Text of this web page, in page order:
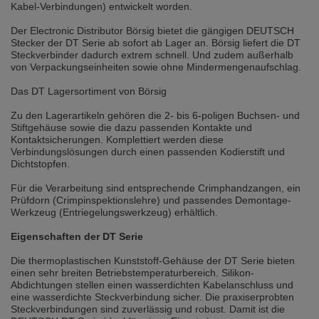
selected one. This website is also available in German. Would you like to
Switch to German version Stay on this version
Wir haben erkannt, dass ihr Browser eine andere Sprache als die derzeit
Möchten Sie zur Deutschen Version wechseln?
Zur deutschen Version wechseln Auf dieser Version bleiben
We have detected, that your browser prefers another language than the
selected one. This website is also available in Czech. Would you like to
switch to the Czech version?
Switch to Czech version Stay on this version
Tato stránka je k dispozici i v češtině. Chcete přepnout na českou verzi?
Přepnout na českou verzi Zůstaňte v této verzi
Váš prohlížeč se zdá být v jiném jazyce, než je právě používaný jazyk. Tato
stránka je také k dispozici v němčině. Přejete si přejít na německou verzi?
Kabel-Verbindungen) entwickelt worden.
Der Electronic Distributor Börsig bietet die gängigen DEUTSCH
Stecker der DT Serie ab sofort ab Lager an. Börsig liefert die DT
Steckverbinder dadurch extrem schnell. Und zudem außerhalb
von Verpackungseinheiten sowie ohne Mindermengenaufschlag.
Das DT Lagersortiment von Börsig
Zu den Lagerartikeln gehören die 2- bis 6-poligen Buchsen- und
Stiftgehäuse sowie die dazu passenden Kontakte und
Kontaktsicherungen. Komplettiert werden diese
Verbindungslösungen durch einen passenden Kodierstift und
Dichtstopfen.
Für die Verarbeitung sind entsprechende Crimphandzangen, ein
Prüfdorn (Crimpinspektionslehre) und passendes Demontage-
Werkzeug (Entriegelungswerkzeug) erhältlich.
Eigenschaften der DT Serie
Die thermoplastischen Kunststoff-Gehäuse der DT Serie bieten
einen sehr breiten Betriebstemperaturbereich. Silikon-
Abdichtungen stellen einen wasserdichten Kabelanschluss und
eine wasserdichte Steckverbindung sicher. Die praxiserprobten
Steckverbindungen sind zuverlässig und robust. Damit ist die